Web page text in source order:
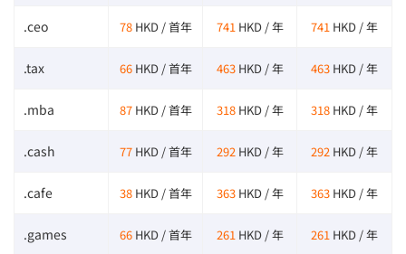
.ceo 78 HKD / 首年 741 HKD / 年 741 HKD / 年
.tax 66 HKD / 首年 463 HKD / 年 463 HKD / 年
.mba 87 HKD / 首年 318 HKD / 年 318 HKD / 年
.cash 77 HKD / 首年 292 HKD / 年 292 HKD / 年
.cafe 38 HKD / 首年 363 HKD / 年 363 HKD / 年
.games 66 HKD / 首年 261 HKD / 年 261 HKD / 年